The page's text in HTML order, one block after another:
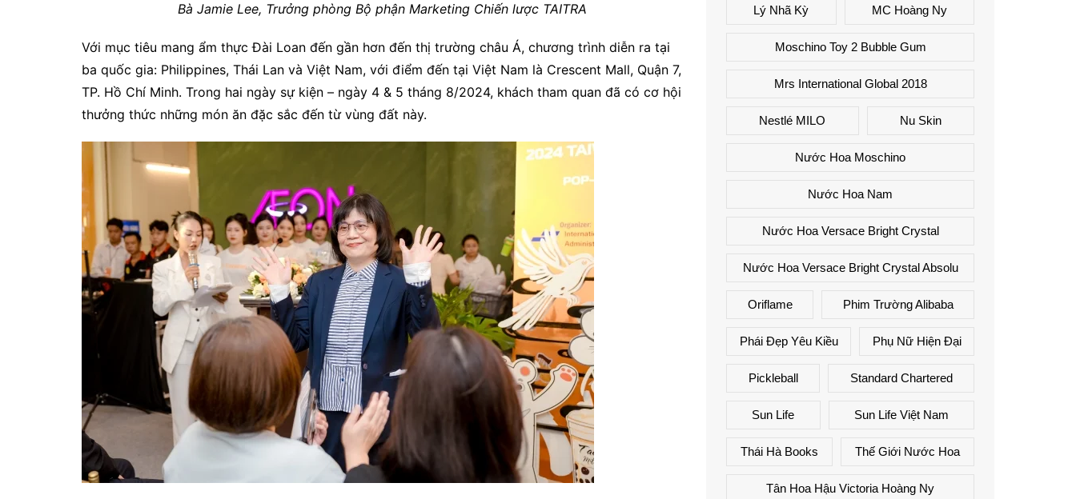
Bà Jamie Lee, Trưởng phòng Bộ phận Marketing Chiến lược TAITRA
Với mục tiêu mang ẩm thực Đài Loan đến gần hơn đến thị trường châu Á, chương trình diễn ra tại
ba quốc gia: Philippines, Thái Lan và Việt Nam, với điểm đến tại Việt Nam là Crescent Mall, Quận 7,
TP. Hồ Chí Minh. Trong hai ngày sự kiện – ngày 4 & 5 tháng 8/2024, khách tham quan đã có cơ hội
thưởng thức những món ăn đặc sắc đến từ vùng đất này.
Lý Nhã Kỳ MC Hoàng Ny
Moschino Toy 2 Bubble Gum
Mrs International Global 2018
Nestlé MILO Nu Skin
Nước Hoa Moschino
Nước Hoa Nam
Nước Hoa Versace Bright Crystal
Nước Hoa Versace Bright Crystal Absolu
Oriflame Phim Trường Alibaba
Phái Đẹp Yêu Kiều Phụ Nữ Hiện Đại
Pickleball Standard Chartered
Sun Life Sun Life Việt Nam
Thái Hà Books Thế Giới Nước Hoa
Tân Hoa Hậu Victoria Hoàng Ny